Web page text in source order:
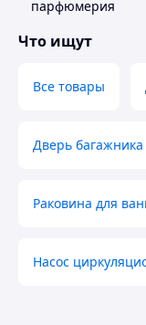
парфюмерия
Что ищут
Все товары
Дверь багажника
Раковина для
Насос